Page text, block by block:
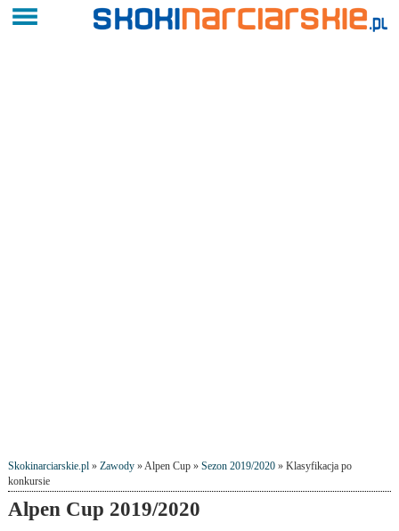
Skokinarciarskie.pl» Zawody» Alpen Cup » Sezon 2019/2020» Klasyfikacja po
konkursie
Alpen Cup 2019/2020